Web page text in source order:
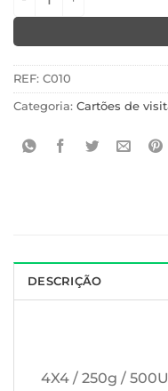
REF: C010
Categoria: Cartões de
DESCRIÇÃO
4X4 / 250g /